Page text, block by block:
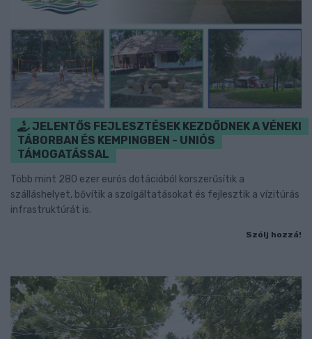
JELENTŐS FEJLESZTÉSEK KEZDŐDNEK A VÉNEKI
TÁBORBAN ÉS KEMPINGBEN - UNIÓS
TÁMOGATÁSSAL
Több mint 280 ezer eurós dotációból korszerűsítik a
szálláshelyet, bővítik a szolgáltatásokat és fejlesztik a vízitúrás
infrastruktúrát is.
Szólj hozzá!